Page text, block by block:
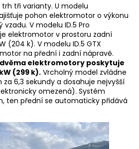
tři varianty. U modelu
pohon elektromotor o výkonu
vzadu. V modelu ID.5 Pro
elektromotor v prostoru zadní
(204 k). V modelu ID.5 GTX
na přední i zadní nápravě.
dvěma elektromotory poskytuje
(299 k). Vrcholný model zvládne
za 6,3 sekundy a dosahuje nejvyšší
omezená). Systém
ten přední se automaticky přidává